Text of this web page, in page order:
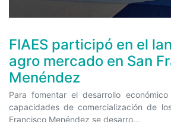
FIAES participó en el
agro mercado en San
Menéndez
Para fomentar el desarrollo
capacidades de comercialización de
Francisco Menéndez se desarro...